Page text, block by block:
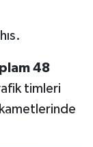
48
timleri